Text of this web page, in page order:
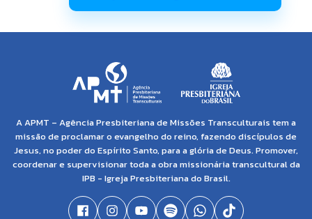
A APMT – Agência Presbiteriana de Missões Transculturais tem a
missão de proclamar o evangelho do reino, fazendo discípulos de
Jesus, no poder do Espírito Santo, para a glória de Deus. Promover,
coordenar e supervisionar toda a obra missionária transcultural da
IPB - Igreja Presbiteriana do Brasil.